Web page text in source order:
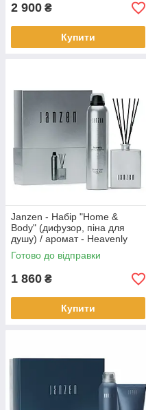
2 900 ₴
Купити
Janzen - Набір "Home &
Body" (дифузор, піна для
душу) / аромат - Heavenly
(90140)
Готово до відправки
1 860 ₴
Купити